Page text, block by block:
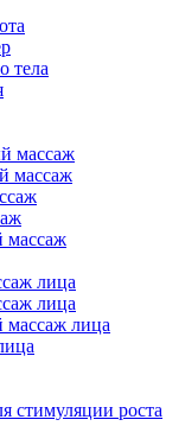
тела
массаж
массаж
лица
лица
лица
стимуляции роста